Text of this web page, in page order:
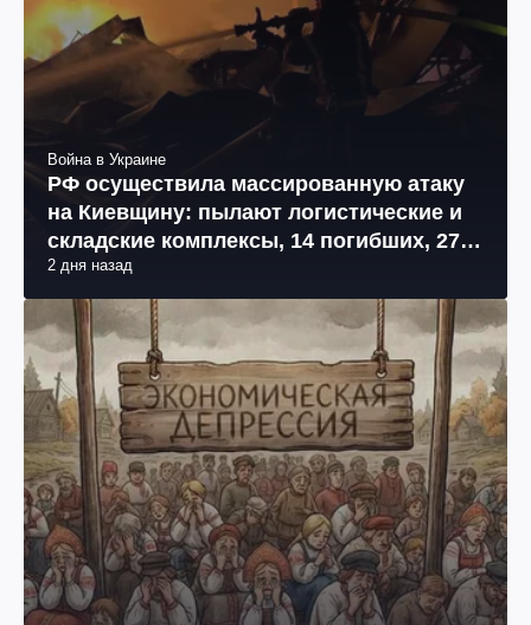
Война в Украине
РФ осуществила массированную атаку
на Киевщину: пылают логистические и
складские комплексы, 14 погибших, 27
раненых (фото, видео)
2 дня назад